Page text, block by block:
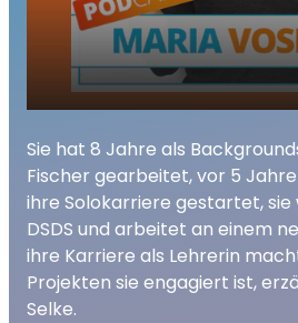
play_arrow Der Radio Paloma
2019 mit Maria
00:00
Sie hat 8 Jahre als
Fischer gearbeitet, vor 5
ihre Solokarriere gestartet, sie
DSDS und arbeitet an einem
ihre Karriere als Lehrerin
Projekten sie engagiert ist,
Selke.